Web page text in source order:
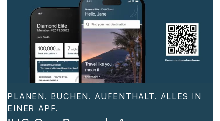
PLANEN. BUCHEN. AUFENTHALT. ALLES IN
EINER APP.